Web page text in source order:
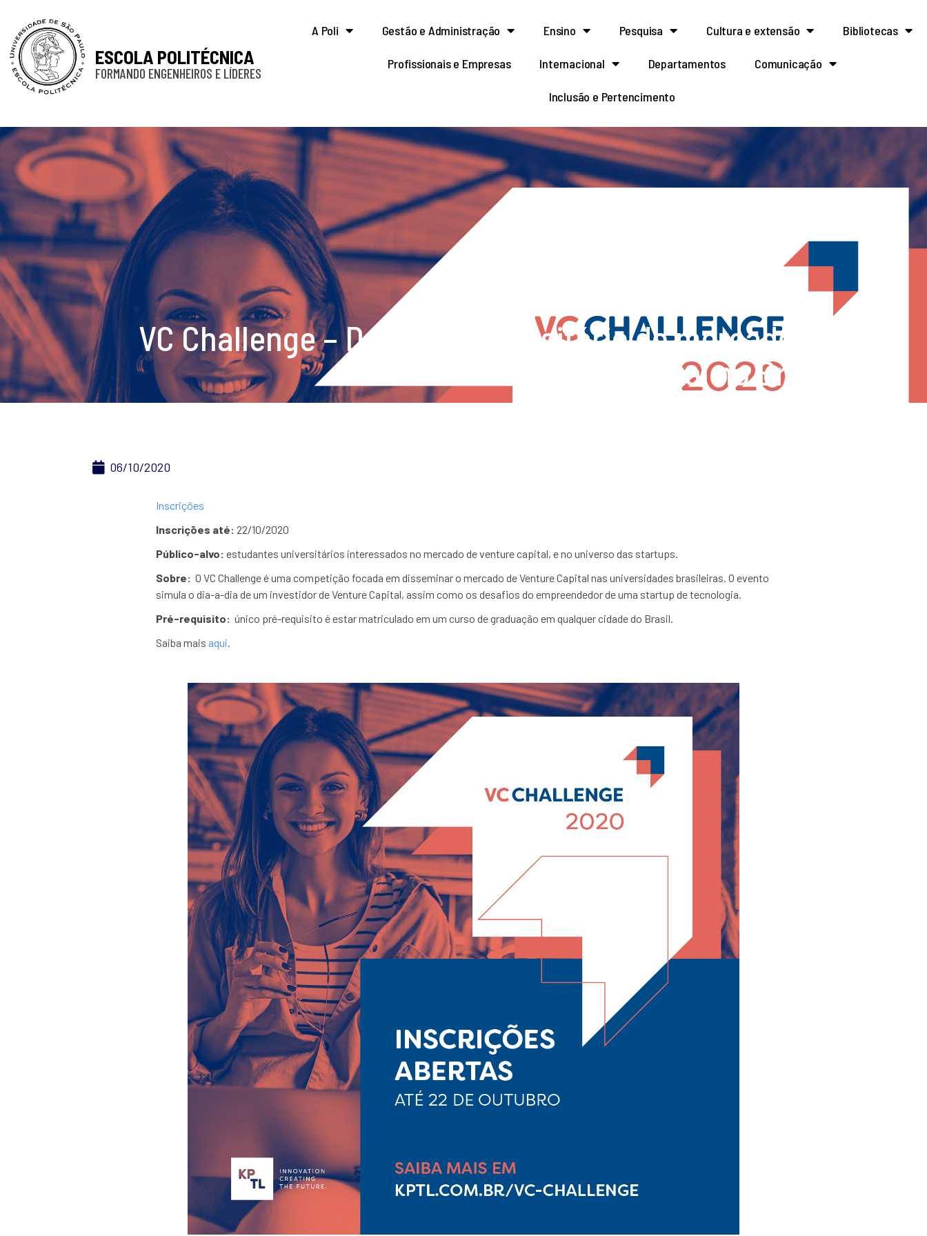
ESCOLA POLITÉCNICA
FORMANDO ENGENHEIROS E LÍDERES
A Poli Gestão e Administração Ensino Pesquisa Cultura e extensão Bibliotecas
Profissionais e Empresas Internacional Departamentos Comunicação
Inclusão e Pertencimento
VC Challenge – Desafio universitário do mercado de
venture capital no Brasil
06/10/2020
Inscrições
Inscrições até: 22/10/2020
Público-alvo: estudantes universitários interessados no mercado de venture capital, e no universo das startups.
Sobre: O VC Challenge é uma competição focada em disseminar o mercado de Venture Capital nas universidades brasileiras. O evento
simula o dia-a-dia de um investidor de Venture Capital, assim como os desafios do empreendedor de uma startup de tecnologia.
Pré-requisito: único pré-requisito é estar matriculado em um curso de graduação em qualquer cidade do Brasil.
Saiba mais aqui.